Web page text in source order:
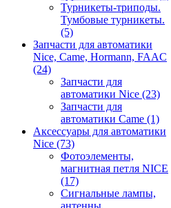
Турникеты-триподы.
Тумбовые турникеты.
(5)
Запчасти для автоматики
Nice, Came, Hormann, FAAC
(24)
Запчасти для
автоматики Nice (23)
Запчасти для
автоматики Came (1)
Аксессуары для автоматики
Nice (73)
Фотоэлементы,
магнитная петля NICE
(17)
Сигнальные лампы,
антенны,